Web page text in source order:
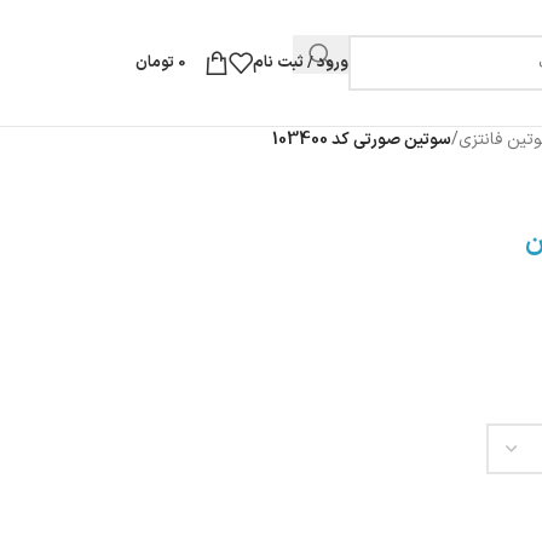
ورود / ثبت نام 0 تومان
فانتزی/سوتین صورتی کد 103400